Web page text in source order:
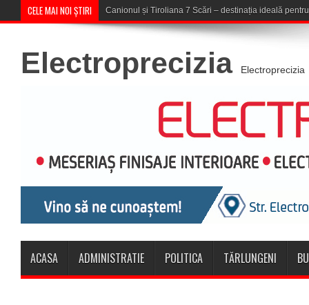
CELE MAI NOI ȘTIRI Concert în aer liber la Komeea Café &
Electroprecizia Electroprecizia
ACASA ADMINISTRATIE POLITICA TĂRLUNGENI